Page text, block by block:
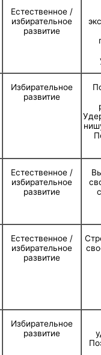
Естественное /
избирательное
развитие
Избирательное
развитие
Естественное /
избирательное
развитие
Естественное /
избирательное
развитие
Избирательное
развитие